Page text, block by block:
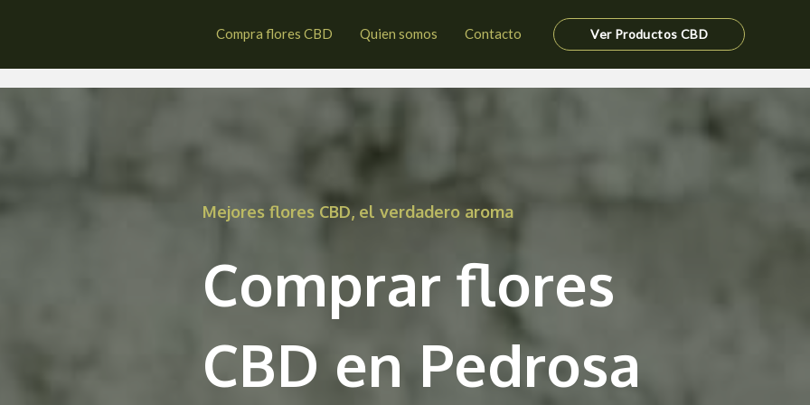
Compra flores CBD Quien somos Contacto Ver Productos CBD
del Páramo
Mejores flores CBD, el verdadero aroma
Comprar flores
CBD en Pedrosa